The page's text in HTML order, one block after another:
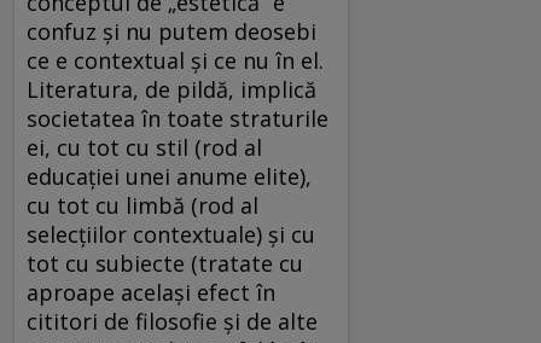
confuz și nu putem deosebi
ce e contextual și ce nu în el.
Literatura, de pildă, implică
societatea în toate straturile
ei, cu tot cu stil (rod al
educației unei anume elite),
cu tot cu limbă (rod al
selecțiilor contextuale) și cu
tot cu subiecte (tratate cu
aproape același efect în
cititori de filosofie și de alte